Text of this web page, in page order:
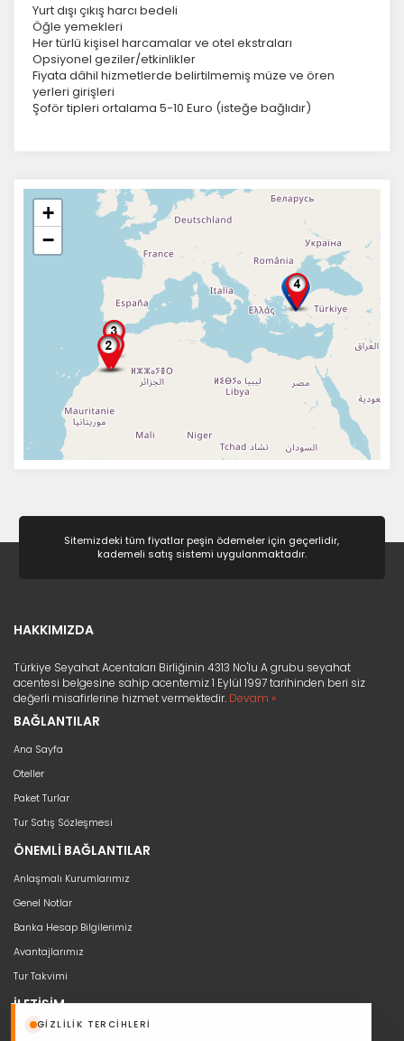
GIZLILIK TERCIHLERI
Yurt dışı çıkış harcı bedeli
Öğle yemekleri
Her türlü kişisel harcamalar ve otel ekstraları
Opsiyonel geziler/etkinlikler
Fiyata dâhil hizmetlerde belirtilmemiş müze ve ören
yerleri girişleri
Şoför tipleri ortalama 5-10 Euro (isteğe bağlıdır)
+
−
Sitemizdeki tüm fiyatlar peşin ödemeler için geçerlidir,
kademeli satış sistemi uygulanmaktadır.
HAKKIMIZDA
Türkiye Seyahat Acentaları Birliğinin 4313 No'lu A grubu seyahat
acentesi belgesine sahip acentemiz 1 Eylül 1997 tarihinden beri siz
değerli misafirlerine hizmet vermektedir. Devam »
BAĞLANTILAR
Ana Sayfa
Oteller
Paket Turlar
Tur Satış Sözleşmesi
ÖNEMLİ BAĞLANTILAR
Anlaşmalı Kurumlarımız
Genel Notlar
Banka Hesap Bilgilerimiz
Avantajlarımız
Tur Takvimi
İLETİŞİM
bilgi@seyahat53.com